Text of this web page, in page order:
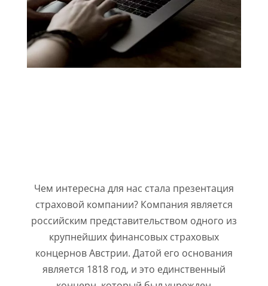
Чем интересна для нас стала презентация
страховой компании? Компания является
российским представительством одного из
крупнейших финансовых страховых
концернов Австрии. Датой его основания
является 1818 год, и это единственный